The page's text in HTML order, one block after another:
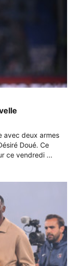
avec deux armes
Doué. Ce
ce vendredi ...